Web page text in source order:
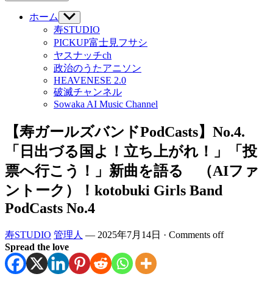
ホーム
Show
sub
menu
寿STUDIO
PICKUP富士見フサシ
ヤスナッチch
政治のうたアニソン
HEAVENESE 2.0
破滅チャンネル
Sowaka AI Music Channel
【寿ガールズバンドPodCasts】No.4.
「日出づる国よ！立ち上がれ！」「投
票へ行こう！」新曲を語る （AIファ
ントーク）！kotobuki Girls Band
PodCasts No.4
寿STUDIO 管理人 — 2025年7月14日 · Comments off
Spread the love